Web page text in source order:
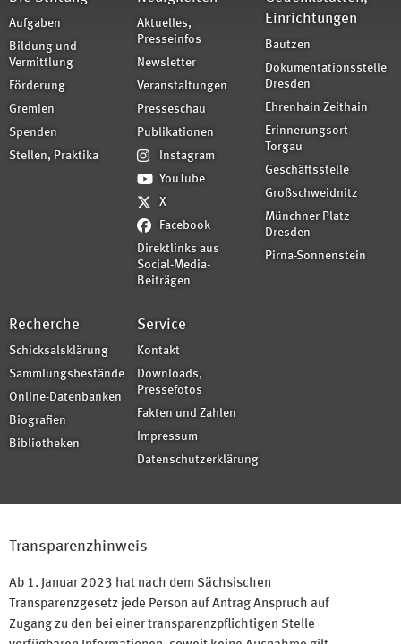
Aufgaben
Bildung und
Vermittlung
Förderung
Gremien
Spenden
Stellen, Praktika
Aktuelles,
Presseinfos
Newsletter
Veranstaltungen
Presseschau
Publikationen
Instagram
YouTube
X
Facebook
Direktlinks aus
Social-Media-
Beiträgen
Einrichtungen
Bautzen
Dokumentationsstelle
Dresden
Ehrenhain Zeithain
Erinnerungsort
Torgau
Geschäftsstelle
Großschweidnitz
Münchner Platz
Dresden
Pirna-Sonnenstein
Recherche
Schicksalsklärung
Sammlungsbestände
Online-Datenbanken
Biografien
Bibliotheken
Service
Kontakt
Downloads,
Pressefotos
Fakten und Zahlen
Impressum
Datenschutzerklärung
Transparenzhinweis
Ab 1. Januar 2023 hat nach dem Sächsischen
Transparenzgesetz jede Person auf Antrag Anspruch auf
Zugang zu den bei einer transparenzpflichtigen Stelle